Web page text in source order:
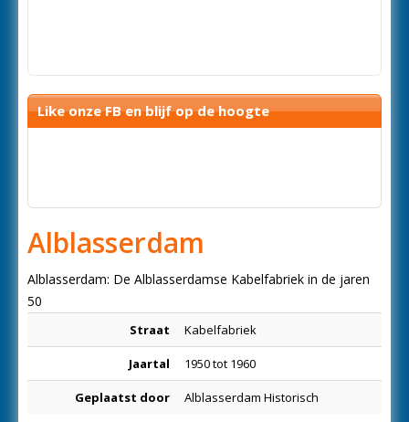
Like onze FB en blijf op de hoogte
Alblasserdam
Alblasserdam: De Alblasserdamse Kabelfabriek in de jaren
50
Straat Kabelfabriek
Jaartal 1950 tot 1960
Geplaatst door Alblasserdam Historisch